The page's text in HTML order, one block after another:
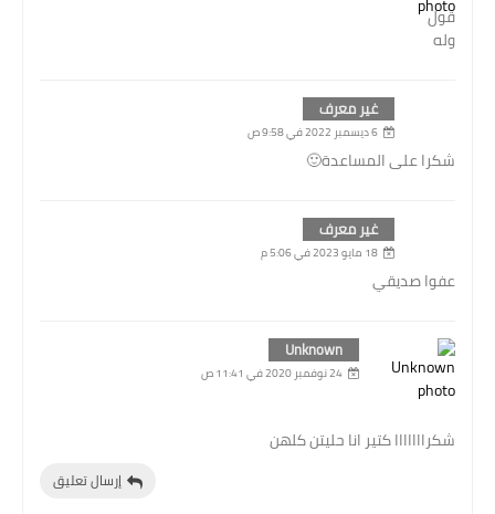
قول
وله
غير معرف
6 ديسمبر 2022 في 9:58 ص
شكرا على المساعدة🙂
غير معرف
18 مايو 2023 في 5:06 م
عفوا صديقي
Unknown
24 نوفمبر 2020 في 11:41 ص
شكرااااااا كتير انا حليتن كلهن
إرسال تعليق